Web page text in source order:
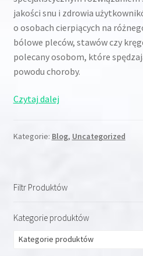
jakości snu i zdrowia
o osobach cierpiących na
bólowe pleców, stawów czy
polecany osobom, które
powodu choroby.
Czytaj dalejKiedy
w
Kategorie: Blog, Uncategorized
Filtr Produktów
Kategorie produktów
Kategorie produktów